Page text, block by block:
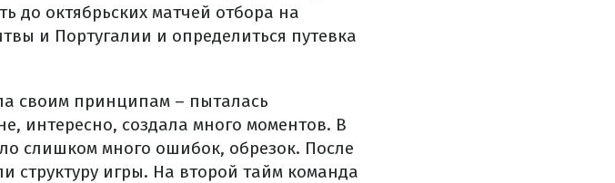
до октябрьских матчей отбора на
и Португалии и определиться путевка
своим принципам – пыталась
интересно, создала много моментов. В
слишком много ошибок, обрезок. После
структуру игры. На второй тайм команда